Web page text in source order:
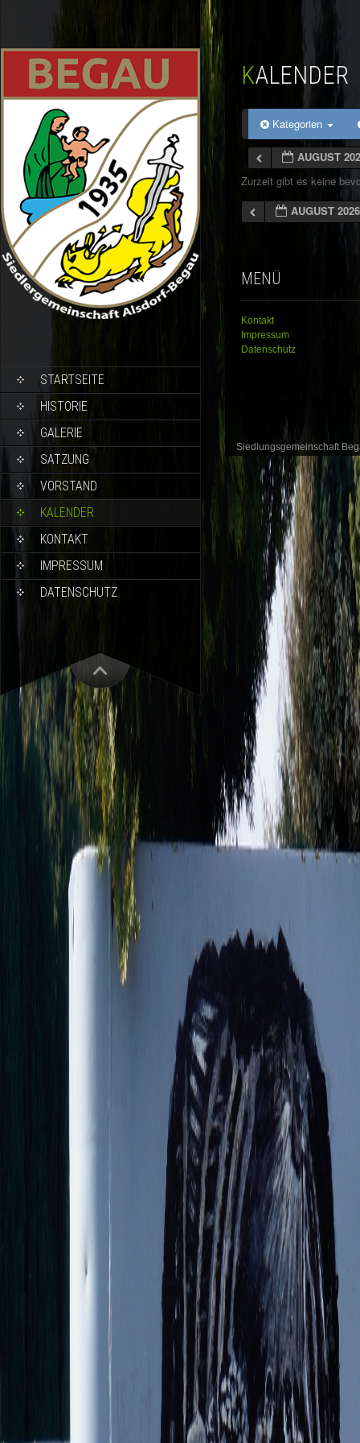
STARTSEITE
HISTORIE
GALERIE
SATZUNG
VORSTAND
KALENDER
KONTAKT
IMPRESSUM
DATENSCHUTZ
KALENDER
Kategorien
AUGUST
Zurzeit gibt es keine
AUGUST 2026
MENÜ
Kontakt
Impressum
Datenschutz
Siedlungsgemeinschaft